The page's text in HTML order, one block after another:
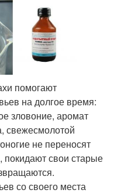
помогают
на долгое время:
зловоние, аромат
свежесмолотой
не переносят
покидают свои старые
со своего места